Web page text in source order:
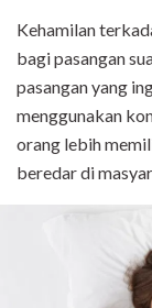
Kehamilan
bagi pasangan
pasangan yang
menggunakan
orang lebih
beredar di